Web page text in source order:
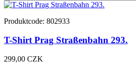
Produktcode: 802933
T-Shirt Prag Straßenbahn 293.
299,00 CZK